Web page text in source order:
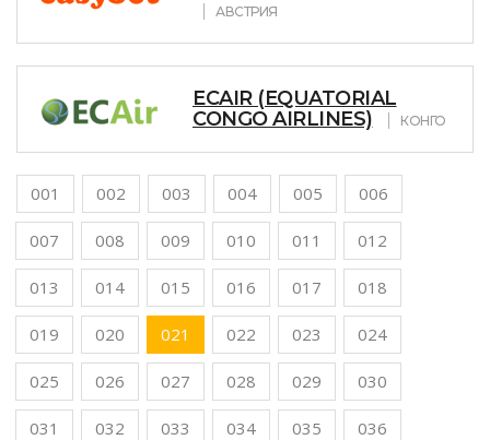
АВСТРИЯ
ECAIR (EQUATORIAL
CONGO AIRLINES)
КОНГО
001 002 003 004 005 006
007 008 009 010 011 012
013 014 015 016 017 018
019 020 021 022 023 024
025 026 027 028 029 030
031 032 033 034 035 036